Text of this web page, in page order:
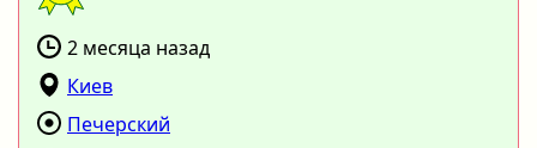
2 месяца назад
Киев
Печерский